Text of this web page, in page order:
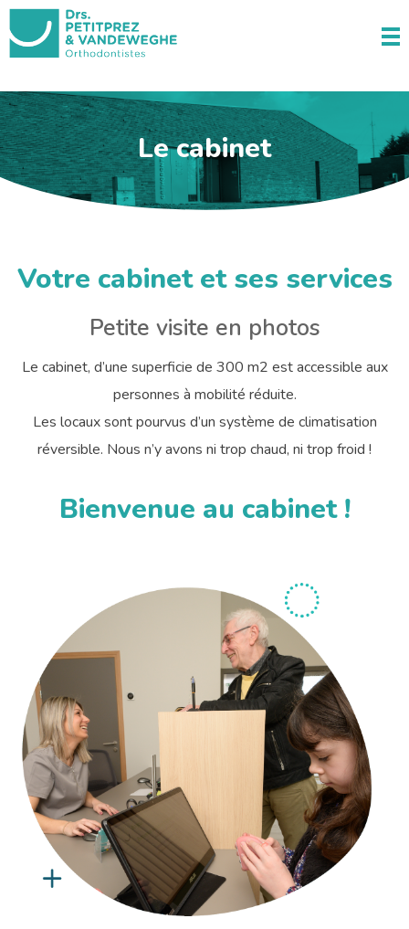
Le cabinet
Votre cabinet et ses services
Petite visite en photos
Le cabinet, d’une superficie de 300 m2 est accessible aux
personnes à mobilité réduite.
Les locaux sont pourvus d’un système de climatisation
réversible. Nous n’y avons ni trop chaud, ni trop froid !
Bienvenue au cabinet !